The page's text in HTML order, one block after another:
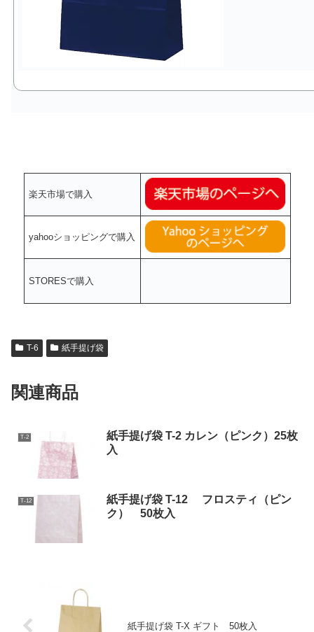
楽天市場で購入
yahooショッピングで購入
STORESで購入
T-6 紙手提げ袋
関連商品
T-2
紙手提げ袋 T-2 カレン（ピンク）25枚
入
T-12
紙手提げ袋 T-12 フロスティ（ピン
ク） 50枚入
紙手提げ袋 T-X ギフト 50枚入